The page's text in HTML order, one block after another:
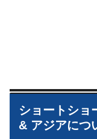
ショートショ
& アジアにつ